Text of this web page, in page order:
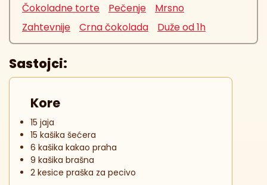
Čokoladne torte Pečenje
Mrsno
Zahtevnije
Crna čokolada Duže od 1h
Sastojci:
Kore
15 jaja
15 kašika šećera
6 kašika kakao praha
9 kašika brašna
2 kesice praška za pecivo